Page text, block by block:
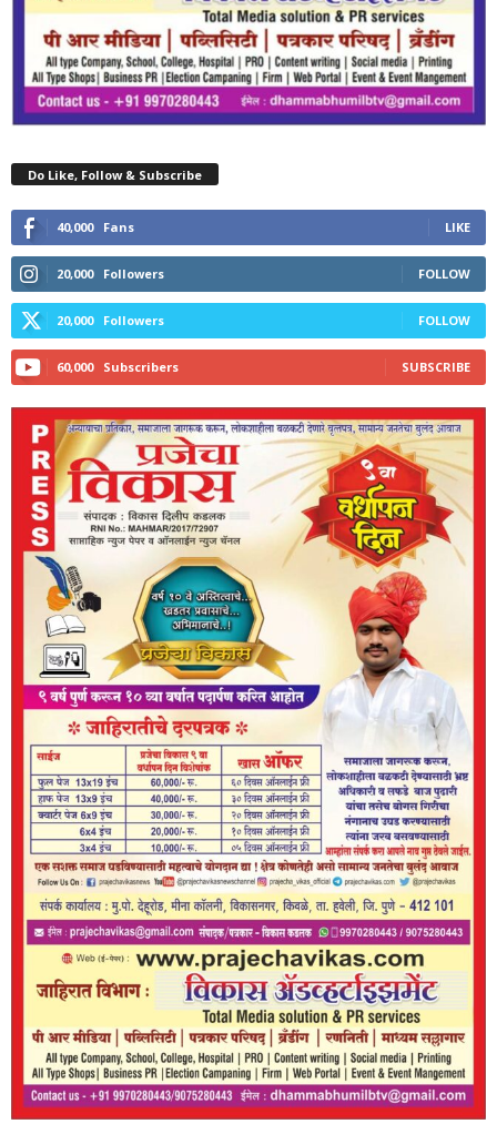
Do Like, Follow & Subscribe
40,000 Fans LIKE
20,000 Followers FOLLOW
20,000 Followers FOLLOW
60,000 Subscribers SUBSCRIBE